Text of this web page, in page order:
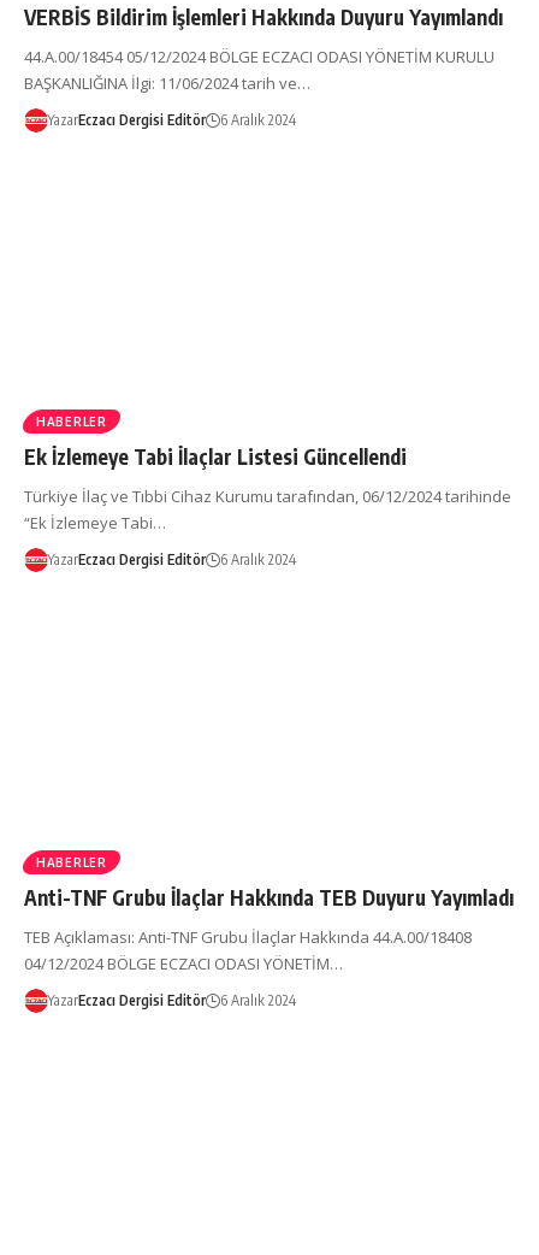
VERBİS Bildirim İşlemleri Hakkında Duyuru Yayımlandı
44.A.00/18454 05/12/2024 BÖLGE ECZACI ODASI YÖNETİM KURULU
BAŞKANLIĞINA İlgi: 11/06/2024 tarih ve…
YazarEczacı Dergisi Editör 6 Aralık 2024
HABERLER
Ek İzlemeye Tabi İlaçlar Listesi Güncellendi
Türkiye İlaç ve Tıbbi Cihaz Kurumu tarafından, 06/12/2024 tarihinde
“Ek İzlemeye Tabi…
YazarEczacı Dergisi Editör 6 Aralık 2024
HABERLER
Anti-TNF Grubu İlaçlar Hakkında TEB Duyuru Yayımladı
TEB Açıklaması: Anti-TNF Grubu İlaçlar Hakkında 44.A.00/18408
04/12/2024 BÖLGE ECZACI ODASI YÖNETİM…
YazarEczacı Dergisi Editör 6 Aralık 2024